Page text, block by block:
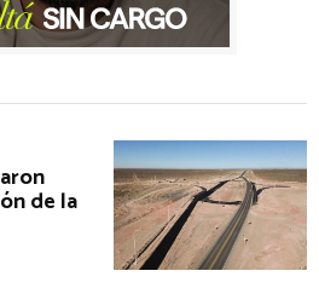
de la